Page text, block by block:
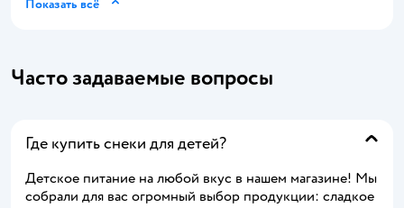
Показать всё
Часто задаваемые вопросы
Где купить снеки для детей?
Детское питание на любой вкус в нашем магазине! Мы
собрали для вас огромный выбор продукции: сладкое